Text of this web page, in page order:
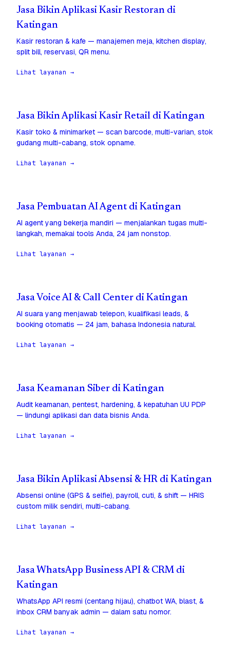
Jasa Bikin Aplikasi Kasir Restoran di
Katingan
Kasir restoran & kafe — manajemen meja, kitchen display,
split bill, reservasi, QR menu.
Lihat layanan →
Jasa Bikin Aplikasi Kasir Retail di Katingan
Kasir toko & minimarket — scan barcode, multi-varian, stok
gudang multi-cabang, stok opname.
Lihat layanan →
Jasa Pembuatan AI Agent di Katingan
AI agent yang bekerja mandiri — menjalankan tugas multi-
langkah, memakai tools Anda, 24 jam nonstop.
Lihat layanan →
Jasa Voice AI & Call Center di Katingan
AI suara yang menjawab telepon, kualifikasi leads, &
booking otomatis — 24 jam, bahasa Indonesia natural.
Lihat layanan →
Jasa Keamanan Siber di Katingan
Audit keamanan, pentest, hardening, & kepatuhan UU PDP
— lindungi aplikasi dan data bisnis Anda.
Lihat layanan →
Jasa Bikin Aplikasi Absensi & HR di Katingan
Absensi online (GPS & selfie), payroll, cuti, & shift — HRIS
custom milik sendiri, multi-cabang.
Lihat layanan →
Jasa WhatsApp Business API & CRM di
Katingan
WhatsApp API resmi (centang hijau), chatbot WA, blast, &
inbox CRM banyak admin — dalam satu nomor.
Lihat layanan →